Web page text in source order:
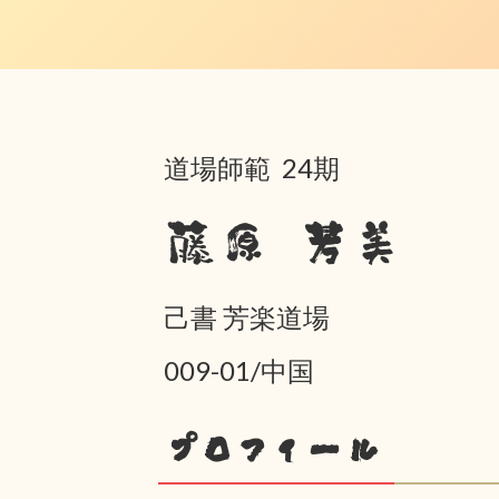
道場師範 24期
藤原 芳美
己書 芳楽道場
009-01/中国
プロフィール